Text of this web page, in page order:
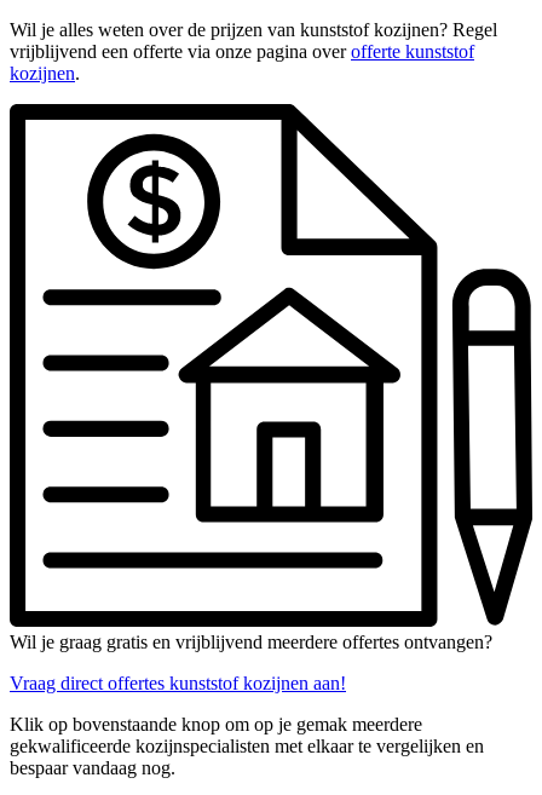
Wil je alles weten over de prijzen van kunststof kozijnen? Regel
vrijblijvend een offerte via onze pagina overofferte kunststof
kozijnen.
Wil je graag gratis en vrijblijvend meerdere offertes ontvangen?
Vraag direct offertes kunststof kozijnen aan!
Klik op bovenstaande knop om op je gemak meerdere
gekwalificeerde kozijnspecialisten met elkaar te vergelijken en
bespaar vandaag nog.